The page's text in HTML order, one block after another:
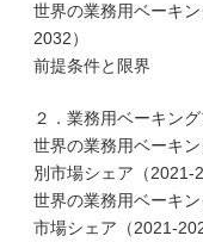
世界の業務用ベーキ
2032）
前提条件と限界
２．業務用ベーキン
世界の業務用ベーキ
別市場シェア（2021-
世界の業務用ベーキ
市場シェア（2021-